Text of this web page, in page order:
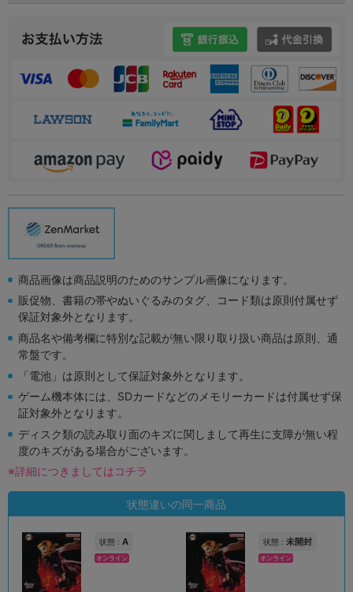
商品画像は商品説明のためのサンプル画像になります。
販促物、書籍の帯やぬいぐるみのタグ、コード類は原則付属せず
保証対象外となります。
商品名や備考欄に特別な記載が無い限り取り扱い商品は原則、通
常盤です。
「電池」は原則として保証対象外となります。
ゲーム機本体には、SDカードなどのメモリーカードは付属せず保
証対象外となります。
ディスク類の読み取り面のキズに関しまして再生に支障が無い程
度のキズがある場合がございます。
※詳細につきましてはコチラ
状態違いの同一商品
状態 : A
オンライン
状態 : 未開封
オンライン